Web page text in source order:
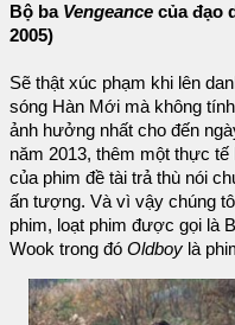
Bộ ba Vengeance của đạo
2005)
Sẽ thật xúc phạm khi lên
sóng Hàn Mới mà không
ảnh hưởng nhất cho đến
năm 2013, thêm một thực
của phim đề tài trả thù nói
ấn tượng. Và vì vậy chúng
phim, loạt phim được gọi là
Wook trong đó Oldboy là